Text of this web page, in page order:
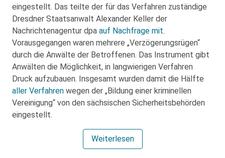
eingestellt. Das teilte der für das Verfahren zuständige
Dresdner Staatsanwalt Alexander Keller der
Nachrichtenagentur dpa auf Nachfrage mit.
Vorausgegangen waren mehrere „Verzögerungsrügen“
durch die Anwälte der Betroffenen. Das Instrument gibt
Anwälten die Möglichkeit, in langwierigen Verfahren
Druck aufzubauen. Insgesamt wurden damit die Hälfte
aller Verfahren wegen der „Bildung einer kriminellen
Vereinigung“ von den sächsischen Sicherheitsbehörden
eingestellt.
Weiterlesen